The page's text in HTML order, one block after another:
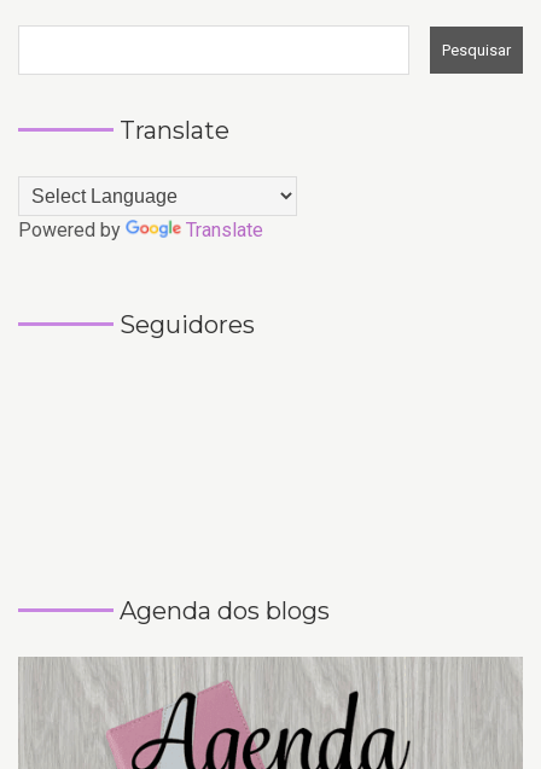
Translate
Powered by Translate
Seguidores
Agenda dos blogs